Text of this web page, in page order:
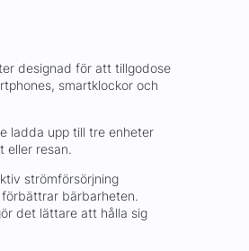
designad för att tillgodose
smartklockor och
ladda upp till tre enheter
eller resan.
strömförsörjning
bärbarheten.
det lättare att hålla sig